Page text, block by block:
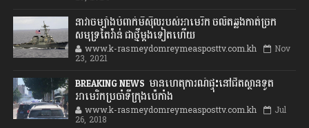
នាវាចម្បាំងបំពាក់មីស៊ីលរបស់អាមេរិក ចល័តឆ្លងកាត់ច្រក
សមុទ្រតៃវ៉ាន់ ជាថ្មីម្តងទៀតហើយ
www.k-rasmeydomreymeasposttv.com.kh Nov
23, 2021
BREAKING NEWS: មានហេតុការណ៍ផ្ទុះនៅជិតស្ថានទូត
អាមេរិកប្រចាំទីក្រុងប៉េកាំង
www.k-rasmeydomreymeasposttv.com.kh Jul
26, 2018